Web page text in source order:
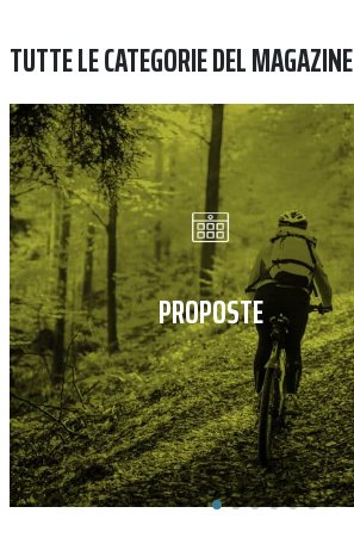
TUTTE LE CATEGORIE DEL MAGAZINE
PROPOSTE